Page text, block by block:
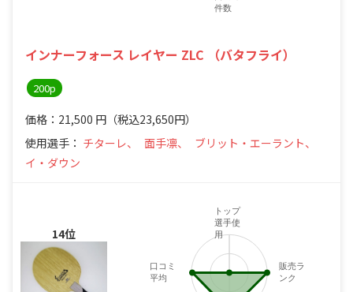
インナーフォース レイヤー ZLC （バタフライ）
200p
価格：21,500 円 （税込23,650円）
使用選手： チターレ、 面手凛、
ブリット・エーラント、
イ・ダウン
件数
14位
トップ
選手使
用
販売ラ
ンク
口コミ
平均